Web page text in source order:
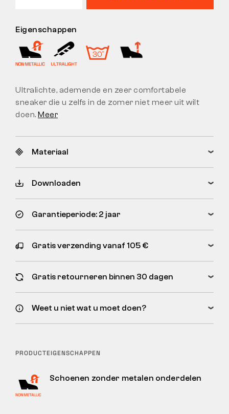
Eigenschappen
Ultralichte, ademende en zeer comfortabele
sneaker die u zelfs in de zomer niet meer uit wilt
doen. Meer
Materiaal
Downloaden
Garantieperiode: 2 jaar
Gratis verzending vanaf 105 €
Gratis retourneren binnen 30 dagen
Weet u niet wat u moet doen?
PRODUCTEIGENSCHAPPEN
Schoenen zonder metalen onderdelen